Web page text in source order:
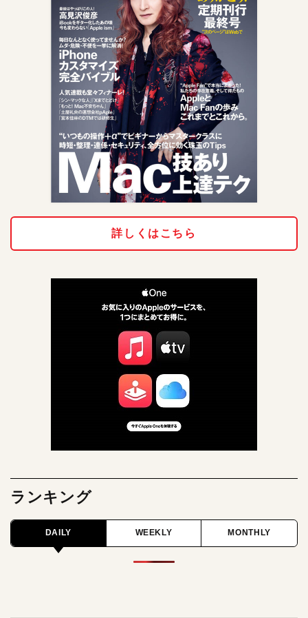
詳しくはこちら
ランキング
DAILY WEEKLY MONTHLY